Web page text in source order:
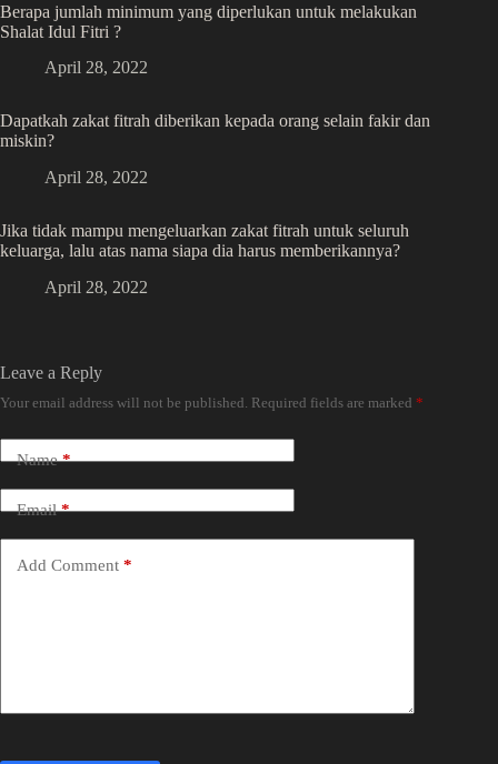
Berapa jumlah minimum yang diperlukan untuk melakukan
Shalat Idul Fitri ?
April 28, 2022
Dapatkah zakat fitrah diberikan kepada orang selain fakir dan
miskin?
April 28, 2022
Jika tidak mampu mengeluarkan zakat fitrah untuk seluruh
keluarga, lalu atas nama siapa dia harus memberikannya?
April 28, 2022
Leave a Reply
Your email address will not be published. Required fields are marked *
Name*
Email*
Add Comment *